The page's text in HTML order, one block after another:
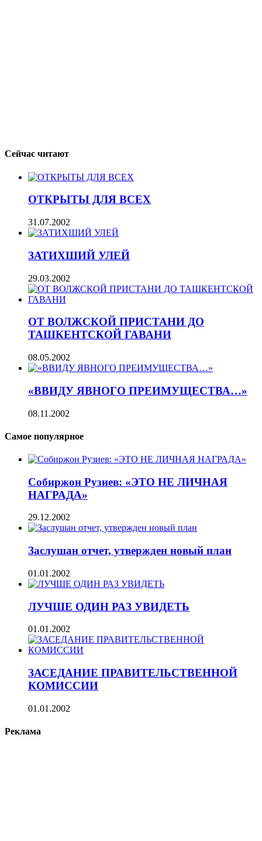
Сейчас читают
ОТКРЫТЫ ДЛЯ ВСЕХ
31.07.2002
ЗАТИХШИЙ УЛЕЙ
29.03.2002
ОТ ВОЛЖСКОЙ ПРИСТАНИ ДО
ТАШКЕНТСКОЙ ГАВАНИ
08.05.2002
«ВВИДУ ЯВНОГО ПРЕИМУЩЕСТВА…»
08.11.2002
Самое популярное
Собиржон Рузиев: «ЭТО НЕ ЛИЧНАЯ
НАГРАДА»
29.12.2002
Заслушан отчет, утвержден новый план
01.01.2002
ЛУЧШЕ ОДИН РАЗ УВИДЕТЬ
01.01.2002
ЗАСЕДАНИЕ ПРАВИТЕЛЬСТВЕННОЙ
КОМИССИИ
01.01.2002
Реклама